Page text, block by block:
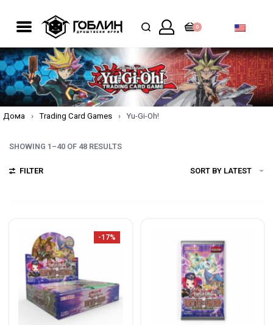
0
Дома › Trading Card Games › Yu-Gi-Oh!
SHOWING 1–40 OF 48 RESULTS
FILTER SORT BY LATEST
-17%